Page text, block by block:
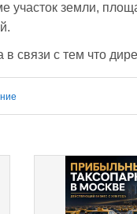
участок земли,
связи с тем что